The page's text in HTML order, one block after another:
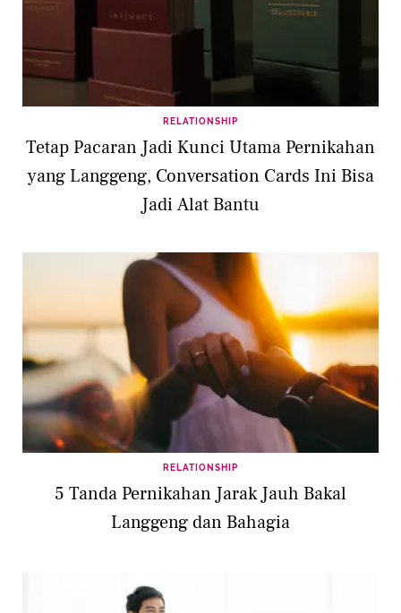
RELATIONSHIP
Tetap Pacaran Jadi Kunci Utama Pernikahan
yang Langgeng, Conversation Cards Ini Bisa
Jadi Alat Bantu
RELATIONSHIP
5 Tanda Pernikahan Jarak Jauh Bakal
Langgeng dan Bahagia